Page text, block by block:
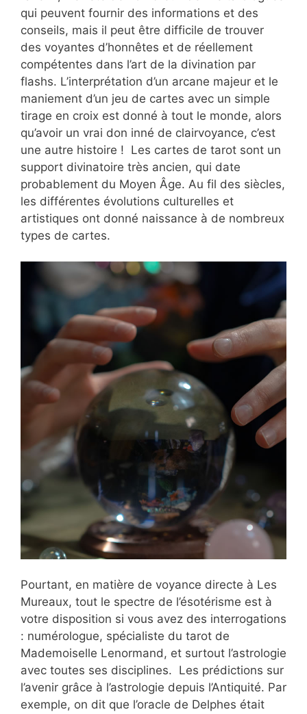
qui peuvent fournir des informations et des
conseils, mais il peut être difficile de trouver
des voyantes d’honnêtes et de réellement
compétentes dans l’art de la divination par
flashs. L’interprétation d’un arcane majeur et le
maniement d’un jeu de cartes avec un simple
tirage en croix est donné à tout le monde, alors
qu’avoir un vrai don inné de clairvoyance, c’est
une autre histoire ! Les cartes de tarot sont un
support divinatoire très ancien, qui date
probablement du Moyen Âge. Au fil des siècles,
les différentes évolutions culturelles et
artistiques ont donné naissance à de nombreux
types de cartes.
Pourtant, en matière de voyance directe à Les
Mureaux, tout le spectre de l’ésotérisme est à
votre disposition si vous avez des interrogations
: numérologue, spécialiste du tarot de
Mademoiselle Lenormand, et surtout l’astrologie
avec toutes ses disciplines. Les prédictions sur
l’avenir grâce à l’astrologie depuis l’Antiquité. Par
exemple, on dit que l’oracle de Delphes était